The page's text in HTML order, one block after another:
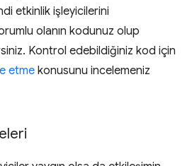
etkinlik işleyicilerini
olanın kodunuz olup
Kontrol edebildiğiniz kod için
etme konusunu incelemeniz